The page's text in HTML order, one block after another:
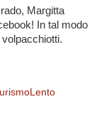
Margitta
In tal modo